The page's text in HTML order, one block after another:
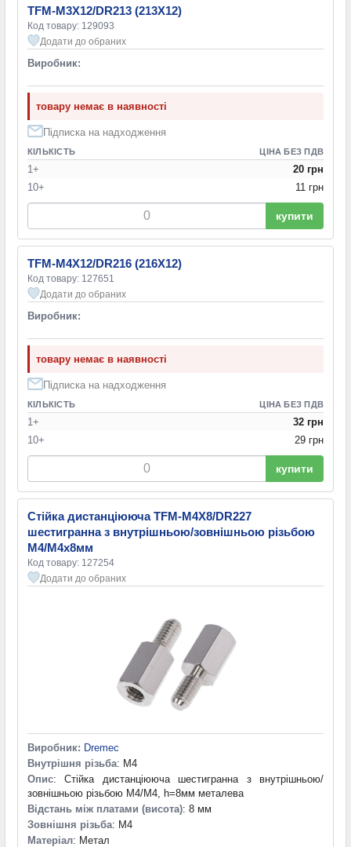
TFM-M3X12/DR213 (213X12)
Код товару: 129093
Додати до обраних
Виробник:
товару немає в наявності
Підписка на надходження
КІЛЬКІСТЬ ЦІНА БЕЗ ПДВ
1+
20 грн
10+
11 грн
купити
TFM-M4X12/DR216 (216X12)
Код товару: 127651
Додати до обраних
Виробник:
товару немає в наявності
Підписка на надходження
КІЛЬКІСТЬ ЦІНА БЕЗ ПДВ
1+
32 грн
10+
29 грн
купити
Стійка дистанціююча TFM-M4X8/DR227
шестигранна з внутрішньою/зовнішньою різьбою
M4/М4х8мм
Код товару: 127254
Додати до обраних
Виробник: Dremec
Внутрішня різьба: M4
Опис: Стійка дистанціююча шестигранна з внутрішньою/
зовнішньою різьбою M4/М4, h=8мм металева
Відстань між платами (висота): 8 мм
Зовнішня різьба: M4
Матеріал: Метал